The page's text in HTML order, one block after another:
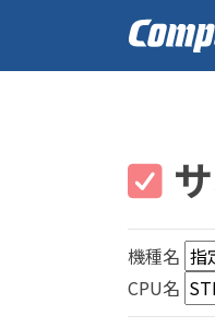
機種名
CPU名